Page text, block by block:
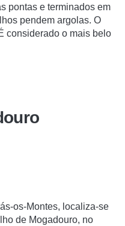
pontas e terminados em
pendem argolas. O
considerado o mais belo
os-Montes, localiza-se
de Mogadouro, no